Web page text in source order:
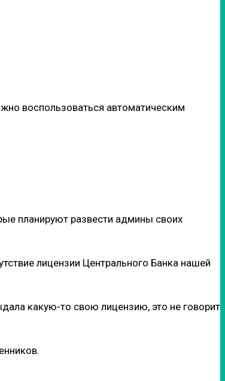
воспользоваться автоматическим
планируют развести админы своих
лицензии Центрального Банка нашей
какую-то свою лицензию, это не говорит